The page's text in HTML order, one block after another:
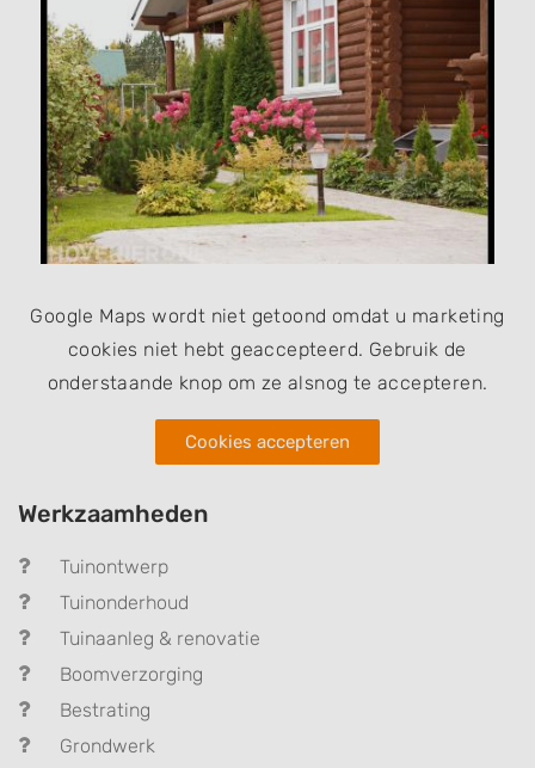
Google Maps wordt niet getoond omdat u marketing
cookies niet hebt geaccepteerd. Gebruik de
onderstaande knop om ze alsnog te accepteren.
Cookies accepteren
Werkzaamheden
Tuinontwerp
Tuinonderhoud
Tuinaanleg & renovatie
Boomverzorging
Bestrating
Grondwerk